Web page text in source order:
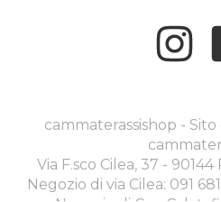
cammaterassishop -
Via F.sco Cilea, 37 -
Negozio di via Cilea: 091